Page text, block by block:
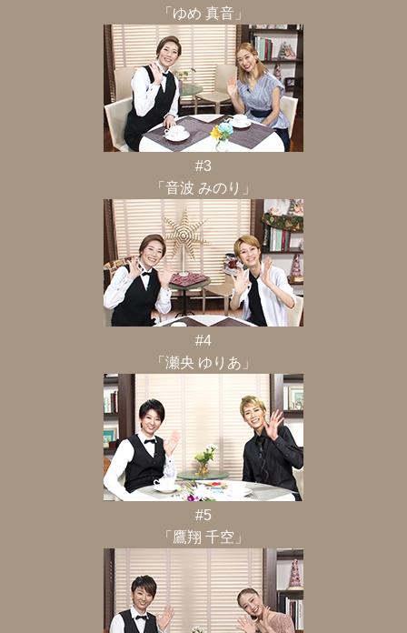
「ゆめ 真音」
#3
「音波 みのり」
#4
「瀬央 ゆりあ」
#5
「鷹翔 千空」